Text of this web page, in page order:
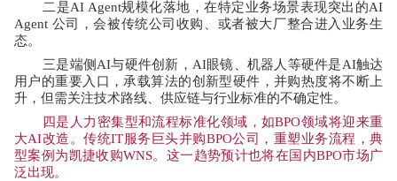
二是AI Agent规模化落地，在特定业务场景表现突出的AI
Agent 公司，会被传统公司收购、或者被大厂整合进入业务生
态。
三是端侧 AI与硬件创新， AI眼镜、机器人等硬件是AI触达
用户的重要入口，承载算法的创新型硬件，并购热度将不断上
升，但需关注技术路线、供应链与行业标准的不确定性。
四是 人力密集型和流程标准化领域，如BPO领域将迎来重
大AI改造。传统IT 服务巨头并购BPO公司，重塑业务流程，典
型案例为凯捷收购WNS。这一趋势预计也将在国内BPO市场广
泛出现。